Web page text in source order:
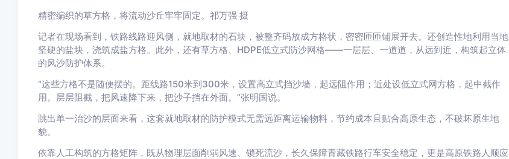
精密编织的草方格，将流动沙丘牢牢固定。祁万强 摄
记者在现场看到，铁路线路迎风侧，就地取材的石块，被整齐码放成方格状，密密匝匝铺展开去。还创造性地利用当地
坚硬的盐块，浇筑成盐方格。此外，还有草方格、HDPE低立式防沙网格——一层层、一道道，从远到近，构筑起立体
的风沙防护体系。
“这些方格不是随便摆的。距线路150米到300米，设置高立式挡沙墙，起远阻作用；近处设低立式网方格，起中截作
用。层层阻截，把风速降下来，把沙子挡在外面。”张明国说。
跳出单一治沙的层面来看，这套就地取材的防护模式无需远距离运输物料，节约成本且贴合高原生态，不破坏原生地
貌。
依靠人工构筑的方格矩阵，既从物理层面削弱风速、锁死流沙，长久保障青藏铁路行车安全稳定，更是高原铁路人顺应